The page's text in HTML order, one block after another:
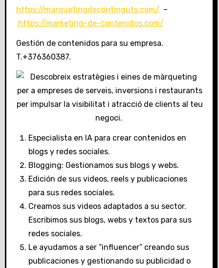
https://marquetingdecontinguts.com/ –
https://marketing-de-contenidos.com/
Gestión de contenidos para su empresa.
T.+376360387.
Especialista en IA para crear contenidos en
blogs y redes sociales.
Blogging: Gestionamos sus blogs y webs.
Edición de sus videos, reels y publicaciones
para sus redes sociales.
Creamos sus videos adaptados a su sector.
Escribimos sus blogs, webs y textos para sus
redes sociales.
Le ayudamos a ser “influencer” creando sus
publicaciones y gestionando su publicidad o